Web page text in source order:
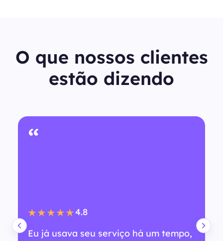
O que nossos clientes
estão dizendo
“
★★★★★4.8
Eu já usava seu serviço há um tempo,